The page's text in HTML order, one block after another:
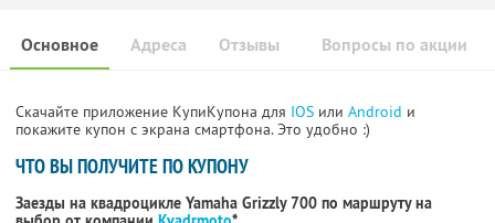
Основное Отзывы Вопросы по акции
Адреса
Скачайте приложение КупиКупона для IOS или Android и
покажите купон с экрана смартфона. Это удобно :)
ЧТО ВЫ ПОЛУЧИТЕ ПО КУПОНУ
Заезды на квадроцикле Yamaha Grizzly 700 по маршруту на